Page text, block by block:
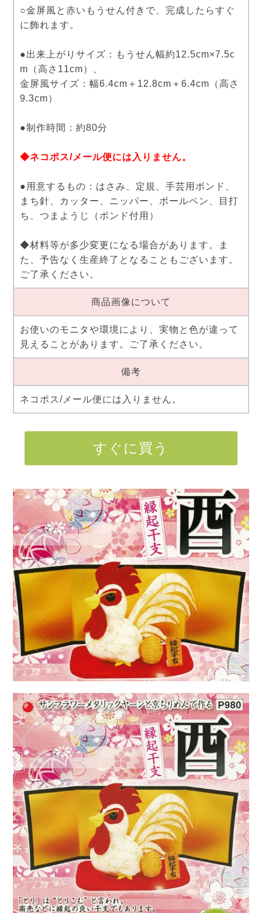
○金屏風と赤いもうせん付きで、完成したらすぐ
に飾れます。
●出来上がりサイズ：もうせん幅約12.5cm×7.5c
m（高さ11cm）、
金屏風サイズ：幅6.4cm＋12.8cm＋6.4cm（高さ
9.3cm）
●制作時間：約80分
◆ネコポス/メール便には入りません。
●用意するもの：はさみ、定規、手芸用ボンド、
まち針、カッター、ニッパー、ボールペン、目打
ち、つまようじ（ボンド付用）
◆材料等が多少変更になる場合があります。ま
た、予告なく生産終了となることもございます。
ご了承ください。
商品画像について
お使いのモニタや環境により、実物と色が違って
見えることがあります。ご了承ください。
備考
ネコポス/メール便には入りません。
すぐに買う